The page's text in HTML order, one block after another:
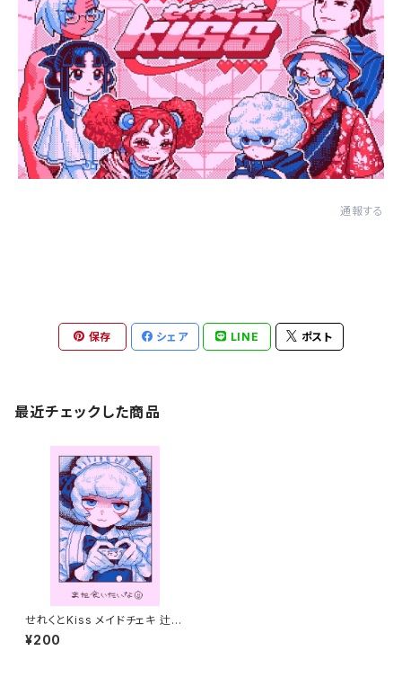
通報する
保存 シェア LINE ポスト
最近チェックした商品
せれくとKiss メイドチェキ 辻琥
太郎
¥200